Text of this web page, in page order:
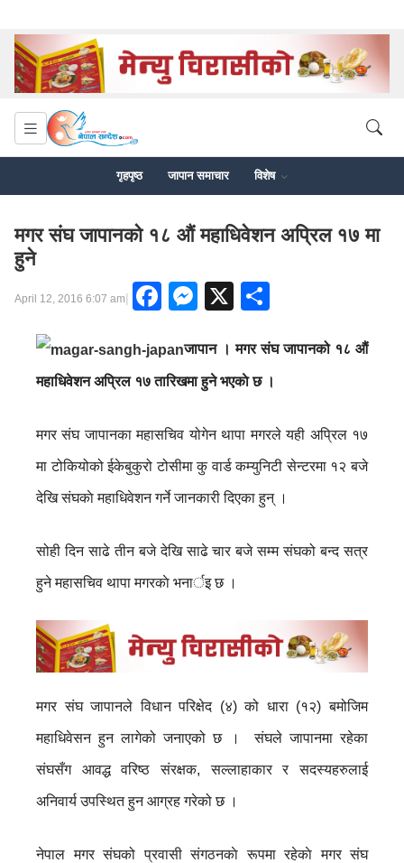
गृहपृष्ठ जापान समाचार विशेष
मगर संघ जापानको १८ औं महाधिवेशन अप्रिल १७ मा
हुने
April 12, 2016 6:07 am| Facebook
Messenger
X
जापान । मगर संघ जापानको १८ औं
महाधिवेशन अप्रिल १७ तारिखमा हुने भएकाे छ ।
मगर संघ जापानका महासचिव योगेन थापा मगरले यही अप्रिल १७
मा टोकियोको ईकेबुकुरो टोसीमा कु वार्ड कम्युनिटी सेन्टरमा १२ बजे
देखि संघकाे महाधिवेशन गर्ने जानकारी दिएका हुन् ।
सोही दिन साढे तीन बजे देखि साढे चार बजे सम्म संघको बन्द सत्र
हुने महासचिव थापा मगरकाे भनार्इ छ ।
मगर संघ जापानले विधान परिक्षेद (४) को धारा (१२) बमोजिम
महाधिवेसन हुन लागेको जनाएको छ । संघले जापानमा रहेका
संघसँग आवद्ध वरिष्ठ संरक्षक, सल्लाहाकार र सदस्यहरुलाई
अनिवार्य उपस्थित हुन आग्रह गरेको छ ।
नेपाल मगर संघको प्रवासी संगठनकाे रूपमा रहेकाे मगर संघ